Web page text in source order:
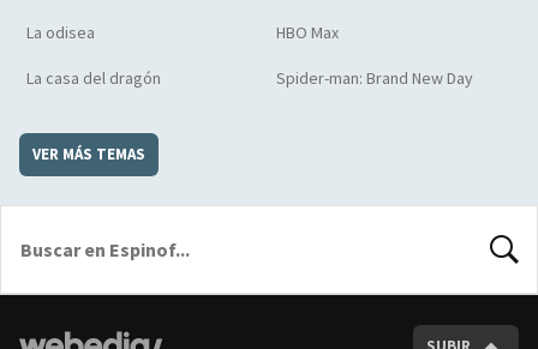
La odisea HBO Max
La casa del dragón Spider-man: Brand New Day
VER MÁS TEMAS